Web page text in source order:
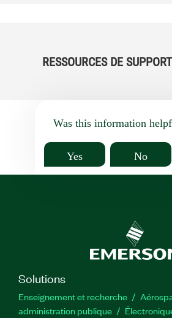
RESSOURCES DE
Was this information
Yes No
Solutions
Enseignement et recherche
administration publique